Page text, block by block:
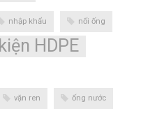
nhập khẩu nối ống
HDPE
vặn ren ống nước